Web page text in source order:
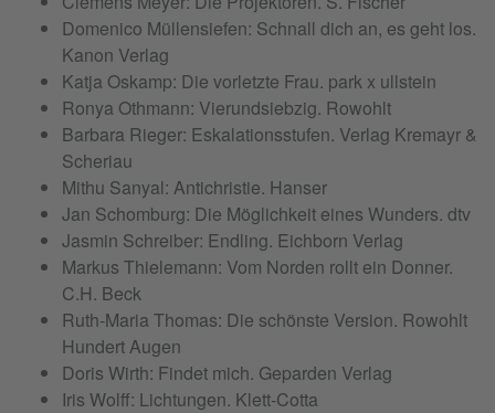
Domenico Müllensiefen: Schnall dich an, es geht los.
Kanon Verlag
Katja Oskamp: Die vorletzte Frau. park x ullstein
Ronya Othmann: Vierundsiebzig. Rowohlt
Barbara Rieger: Eskalationsstufen. Verlag Kremayr &
Scheriau
Mithu Sanyal: Antichristie. Hanser
Jan Schomburg: Die Möglichkeit eines Wunders. dtv
Jasmin Schreiber: Endling. Eichborn Verlag
Markus Thielemann: Vom Norden rollt ein Donner.
C.H. Beck
Ruth-Maria Thomas: Die schönste Version. Rowohlt
Hundert Augen
Doris Wirth: Findet mich. Geparden Verlag
Iris Wolff: Lichtungen. Klett-Cotta